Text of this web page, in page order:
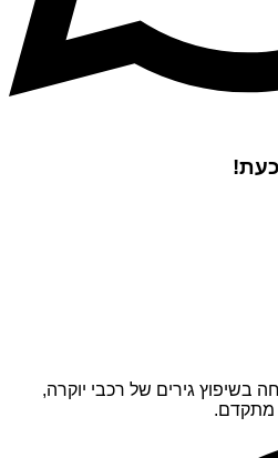
בשיפוץ גירים של רכבי יוקרה,
מתקדם.